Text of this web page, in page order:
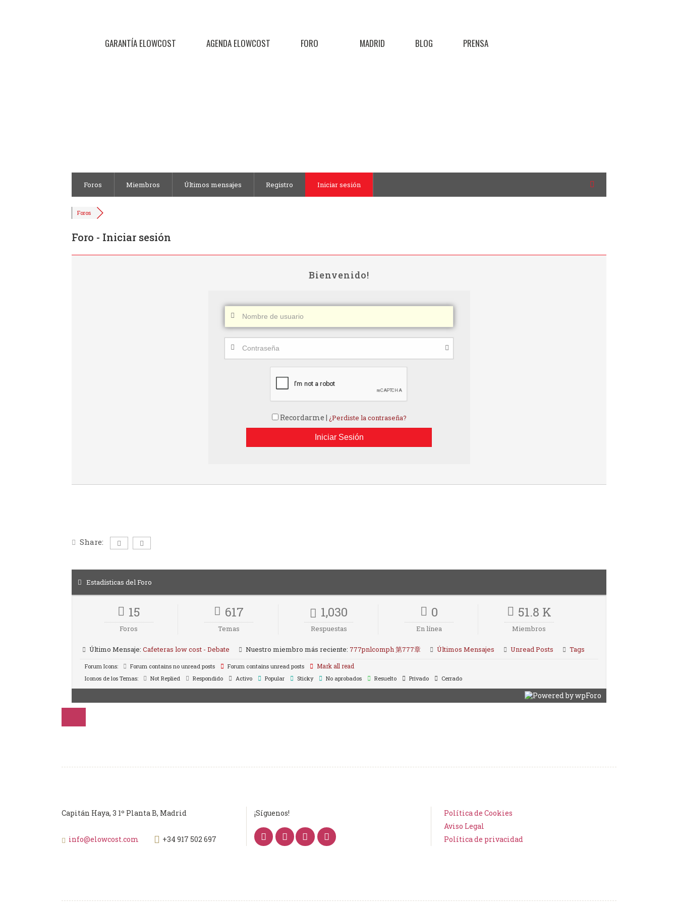
GARANTÍA ELOWCOST AGENDA ELOWCOST FORO MADRID BLOG PRENSA
Foros Miembros Últimos mensajes Registro Iniciar sesión
Foros
Foro - Iniciar sesión
Bienvenido!
Recordarme | ¿Perdiste la contraseña?
Share:
Estadísticas del Foro
15
Foros
617
Temas
1,030
Respuestas
0
En línea
51.8 K
Miembros
Último Mensaje: Cafeteras low cost - Debate Nuestro miembro más reciente: 777pnlcomph 第777章 Últimos Mensajes Unread Posts Tags
Forum Icons: Forum contains no unread posts Forum contains unread posts Mark all read
Iconos de los Temas: Not Replied Respondido Activo Popular Sticky No aprobados Resuelto Privado Cerrado
Capitán Haya, 3 1º Planta B, Madrid
info@elowcost.com +34 917 502 697
¡Síguenos!
Política de Cookies
Aviso Legal
Política de privacidad